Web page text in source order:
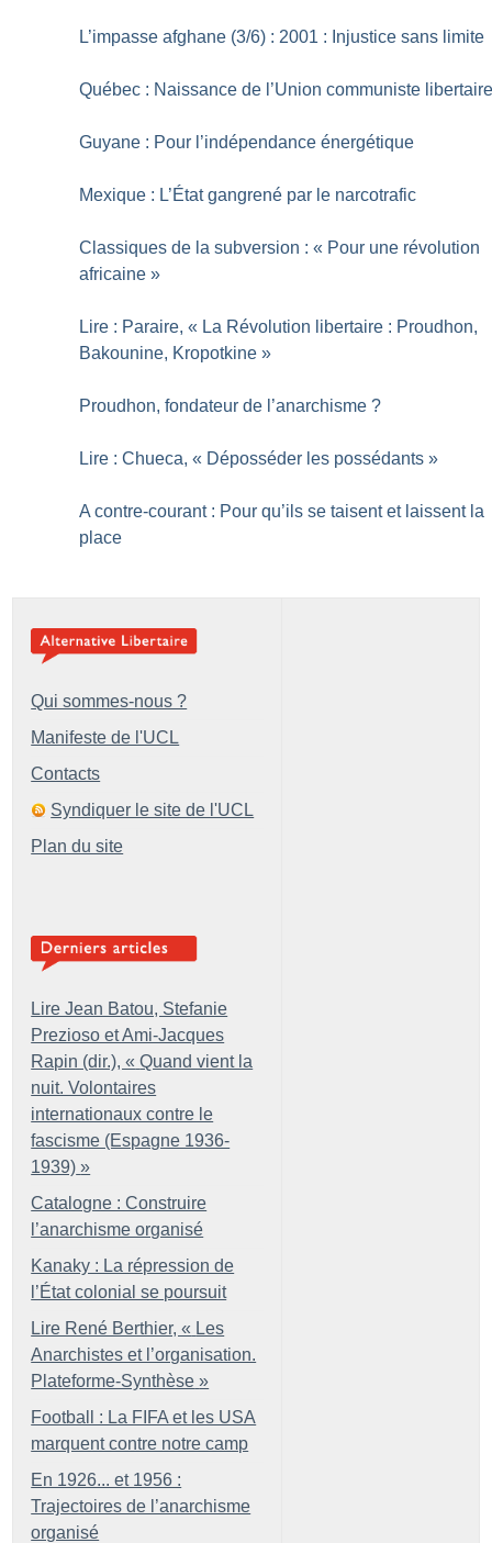
L’impasse afghane (3/6) : 2001 : Injustice sans limite
Québec : Naissance de l’Union communiste
Guyane : Pour l’indépendance énergétique
Mexique : L’État gangrené par le narcotrafic
Classiques de la subversion : « Pour une révolution
africaine »
Lire : Paraire, « La Révolution libertaire : Proudhon,
Bakounine, Kropotkine »
Proudhon, fondateur de l’anarchisme ?
Lire : Chueca, « Déposséder les possédants »
A contre-courant : Pour qu’ils se taisent et laissent la
place
Qui sommes-nous ?
Manifeste de l'UCL
Contacts
Syndiquer le site de l'UCL
Plan du site
Lire Jean Batou, Stefanie
Prezioso et Ami-Jacques
Rapin (dir.), « Quand vient la
nuit. Volontaires
internationaux contre le
fascisme (Espagne 1936-
1939) »
Catalogne : Construire
l’anarchisme organisé
Kanaky : La répression de
l’État colonial se poursuit
Lire René Berthier, « Les
Anarchistes et l’organisation.
Plateforme-Synthèse »
Football : La FIFA et les USA
marquent contre notre camp
En 1926... et 1956 :
Trajectoires de l’anarchisme
organisé